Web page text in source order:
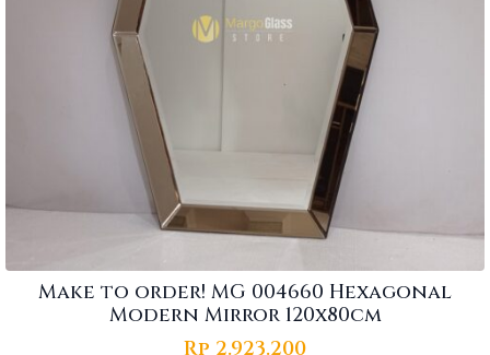
Make to order! MG 004660 Hexagonal
Modern Mirror 120x80cm
Rp 2.923.200